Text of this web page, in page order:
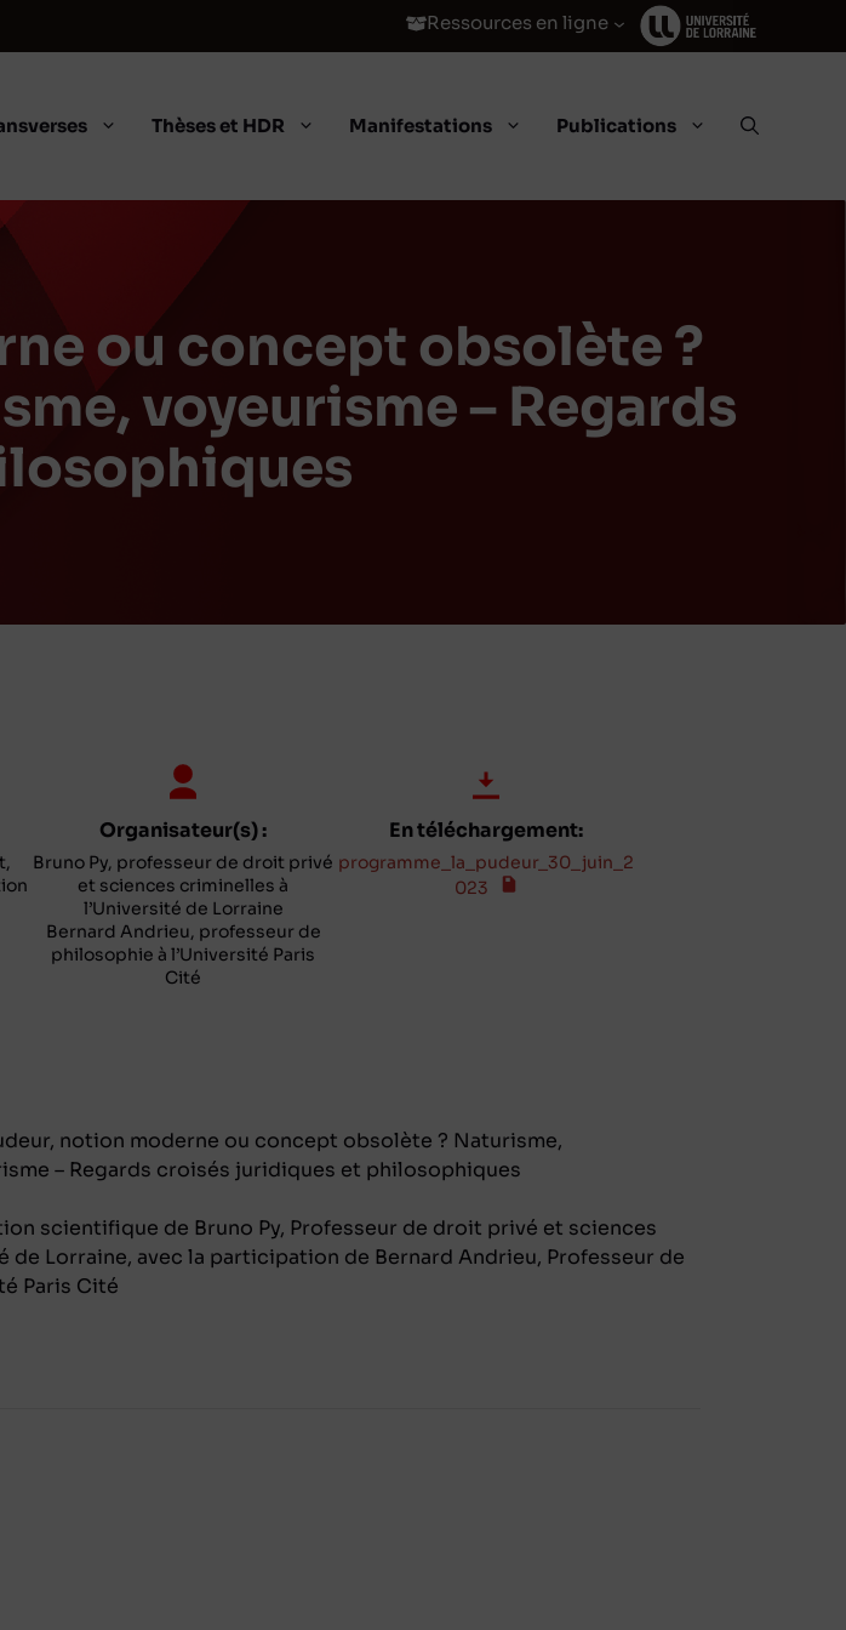
Ressources en ligne
Thèses et HDR Manifestations Publications
ou concept obsolète ?
voyeurisme – Regards
Organisateur(s) :
Bruno Py, professeur de droit privé
et sciences criminelles à
l’Université de Lorraine
Bernard Andrieu, professeur de
philosophie à l’Université Paris
Cité
En téléchargement:
programme_la_pudeur_30_juin_2
023
notion moderne ou concept obsolète ? Naturisme,
– Regards croisés juridiques et philosophiques
scientifique de Bruno Py, Professeur de droit privé et sciences
de Lorraine, avec la participation de Bernard Andrieu, Professeur de
Paris Cité